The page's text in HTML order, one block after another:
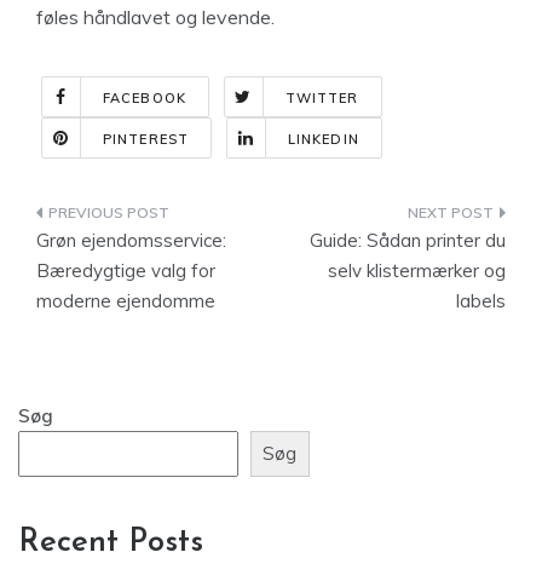
føles håndlavet og levende.
FACEBOOK TWITTER
PINTEREST LINKEDIN
Indlægsnavigation
Grøn ejendomsservice:
Bæredygtige valg for
moderne ejendomme
Guide: Sådan printer du
selv klistermærker og
labels
Søg
Søg
Recent Posts